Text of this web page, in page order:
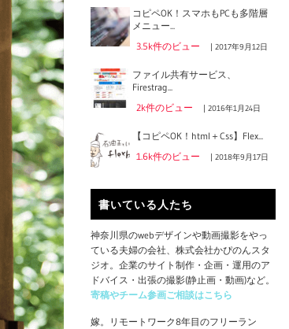
コピペOK！スマホもPCも多階層
メニュー...
3.5k件のビュー |2017年9月12日
ファイル共有サービス、
Firestrag...
2k件のビュー |2016年1月24日
【コピペOK！html＋Css】Flex...
1.6k件のビュー |2018年9月17日
書いている人たち
神奈川県のwebデザインや動画撮影をやっ
ている夫婦の会社、株式会社かぴのんスタ
ジオ。企業のサイト制作・企画・運用のア
ドバイス・出張の撮影(静止画・動画)など。
寄稿やチーム参画ご相談はこちら
嫁。リモートワーク8年目のフリーラン